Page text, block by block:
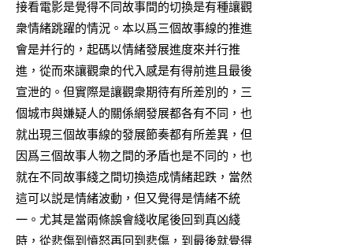
接看電影是覺得不同故事間的切換是有種讓觀
衆情緒跳躍的情況。本以爲三個故事線的推進
會是并行的，起碼以情緒發展進度來并行推
進，從而來讓觀衆的代入感是有得前進且最後
宣泄的。但實際是讓觀衆期待有所差別的，三
個城市與嫌疑人的關係網發展都各有不同，也
就出現三個故事線的發展節奏都有所差異，但
因爲三個故事人物之間的矛盾也是不同的，也
就在不同故事綫之間切換造成情緒起跌，當然
這可以説是情緒波動，但又覺得是情緒不統
一。尤其是當兩條誤會綫收尾後回到真凶綫
時，從悲傷到憤怒再回到悲傷，到最後就覺得